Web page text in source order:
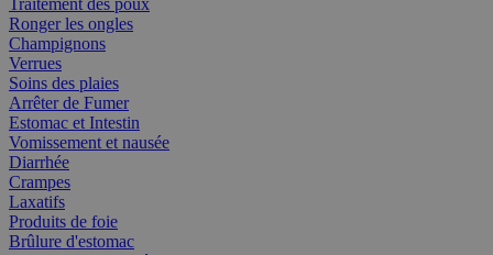
Traitement des poux
Ronger les ongles
Champignons
Verrues
Soins des plaies
Arrêter de Fumer
Estomac et Intestin
Vomissement et nausée
Diarrhée
Crampes
Laxatifs
Produits de foie
Brûlure d'estomac